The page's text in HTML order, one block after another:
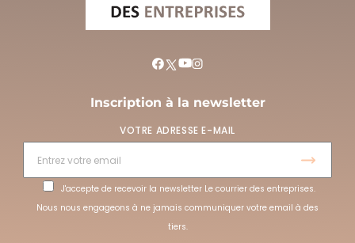
Inscription à la newsletter
VOTRE ADRESSE E-MAIL
J'accepte de recevoir la newsletter Le courrier des entreprises.
Nous nous engageons à ne jamais communiquer votre email à des
tiers.